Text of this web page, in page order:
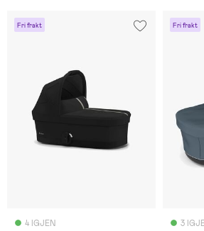
Fri frakt
4 IGJEN
Fri frakt
3